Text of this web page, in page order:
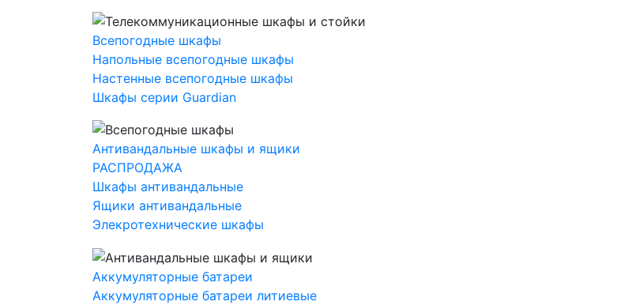
Всепогодные шкафы
Напольные всепогодные шкафы
Настенные всепогодные шкафы
Шкафы серии Guardian
Антивандальные шкафы и ящики
РАСПРОДАЖА
Шкафы антивандальные
Ящики антивандальные
Элекротехнические шкафы
Аккумуляторные батареи
Аккумуляторные батареи литиевые